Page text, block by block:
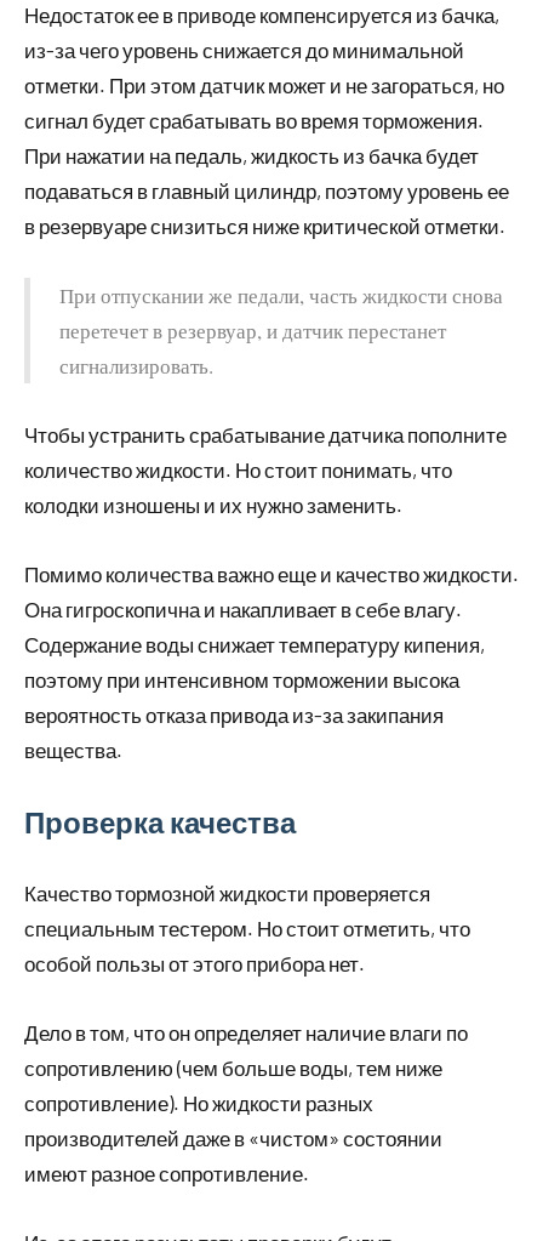
Недостаток ее в приводе компенсируется из бачка,
из-за чего уровень снижается до минимальной
отметки. При этом датчик может и не загораться, но
сигнал будет срабатывать во время торможения.
При нажатии на педаль, жидкость из бачка будет
подаваться в главный цилиндр, поэтому уровень ее
в резервуаре снизиться ниже критической отметки.
При отпускании же педали, часть жидкости снова
перетечет в резервуар, и датчик перестанет
сигнализировать.
Чтобы устранить срабатывание датчика пополните
количество жидкости. Но стоит понимать, что
колодки изношены и их нужно заменить.
Помимо количества важно еще и качество жидкости.
Она гигроскопична и накапливает в себе влагу.
Содержание воды снижает температуру кипения,
поэтому при интенсивном торможении высока
вероятность отказа привода из-за закипания
вещества.
Проверка качества
Качество тормозной жидкости проверяется
специальным тестером. Но стоит отметить, что
особой пользы от этого прибора нет.
Дело в том, что он определяет наличие влаги по
сопротивлению (чем больше воды, тем ниже
сопротивление). Но жидкости разных
производителей даже в «чистом» состоянии
имеют разное сопротивление.